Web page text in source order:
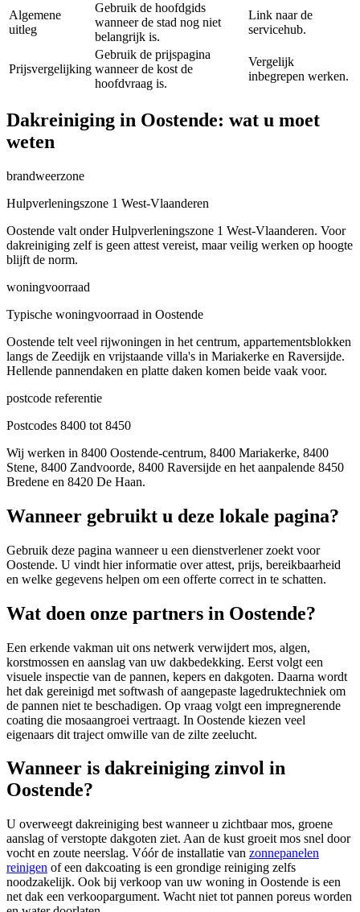
Algemene
uitleg
Gebruik de hoofdgids
wanneer de stad nog niet
belangrijk is.
Link naar de
servicehub.
Prijsvergelijking
Gebruik de prijspagina
wanneer de kost de
hoofdvraag is.
Vergelijk
inbegrepen werken.
Dakreiniging in Oostende: wat u moet
weten
brandweerzone
Hulpverleningszone 1 West-Vlaanderen
Oostende valt onder Hulpverleningszone 1 West-Vlaanderen. Voor
dakreiniging zelf is geen attest vereist, maar veilig werken op hoogte
blijft de norm.
woningvoorraad
Typische woningvoorraad in Oostende
Oostende telt veel rijwoningen in het centrum, appartementsblokken
langs de Zeedijk en vrijstaande villa's in Mariakerke en Raversijde.
Hellende pannendaken en platte daken komen beide vaak voor.
postcode referentie
Postcodes 8400 tot 8450
Wij werken in 8400 Oostende-centrum, 8400 Mariakerke, 8400
Stene, 8400 Zandvoorde, 8400 Raversijde en het aanpalende 8450
Bredene en 8420 De Haan.
Wanneer gebruikt u deze lokale pagina?
Gebruik deze pagina wanneer u een dienstverlener zoekt voor
Oostende. U vindt hier informatie over attest, prijs, bereikbaarheid
en welke gegevens helpen om een offerte correct in te schatten.
Wat doen onze partners in Oostende?
Een erkende vakman uit ons netwerk verwijdert mos, algen,
korstmossen en aanslag van uw dakbedekking. Eerst volgt een
visuele inspectie van de pannen, kepers en dakgoten. Daarna wordt
het dak gereinigd met softwash of aangepaste lagedruktechniek om
de pannen niet te beschadigen. Op vraag volgt een impregnerende
coating die mosaangroei vertraagt. In Oostende kiezen veel
eigenaars dit traject omwille van de zilte zeelucht.
Wanneer is dakreiniging zinvol in
Oostende?
U overweegt dakreiniging best wanneer u zichtbaar mos, groene
aanslag of verstopte dakgoten ziet. Aan de kust groeit mos snel door
vocht en zoute neerslag. Vóór de installatie van zonnepanelen
reinigen of een dakcoating is een grondige reiniging zelfs
noodzakelijk. Ook bij verkoop van uw woning in Oostende is een
net dak een verkoopargument. Wacht niet tot pannen poreus worden